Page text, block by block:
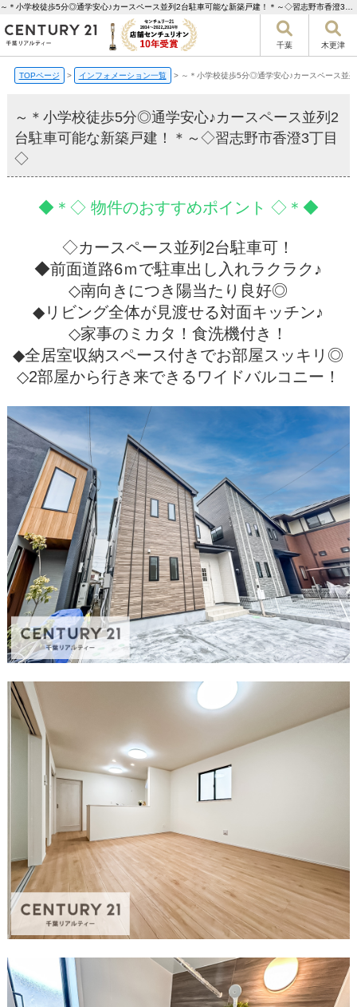
千葉 木更津
TOPページ > インフォメーション一覧 > ～＊小学校徒歩5分◎通学安心♪カースペース並
～＊小学校徒歩5分◎通学安心♪カースペース並列2
台駐車可能な新築戸建！＊～◇習志野市香澄3丁目
◇
◆＊◇ 物件のおすすめポイント ◇＊◆
◇カースペース並列2台駐車可！
◆前面道路6ｍで駐車出し入れラクラク♪
◇南向きにつき陽当たり良好◎
◆リビング全体が見渡せる対面キッチン♪
◇家事のミカタ！食洗機付き！
◆全居室収納スペース付きでお部屋スッキリ◎
◇2部屋から行き来できるワイドバルコニー！